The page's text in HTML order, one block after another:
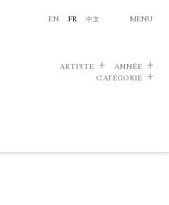
EN FR 中文 MENU
ARTISTE
ANNÉE
CATÉGORIE